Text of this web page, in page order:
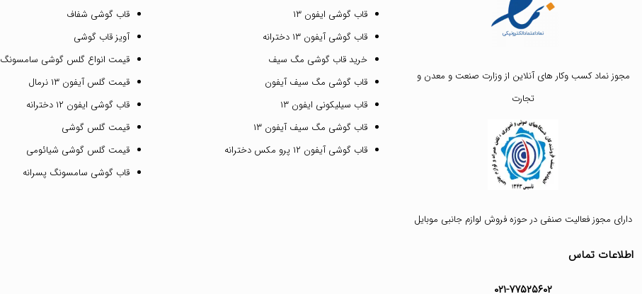
مجوز نماد کسب وکار های آنلاین از وزارت صنعت و معدن و
تجارت
دارای مجوز فعالیت صنفی در حوزه فروش لوازم جانبی موبایل
اطلاعات تماس
۰۲۱-۷۷۵۲۵۶۰۲
قاب گوشی ایفون ۱۳
قاب گوشی آیفون ۱۳ دخترانه
خرید قاب گوشی مگ سیف
قاب گوشی مگ سیف آیفون
قاب سیلیکونی ایفون ۱۳
قاب گوشی مگ سیف آیفون ۱۳
قاب گوشی آیفون ۱۲ پرو مکس دخترانه
قاب گوشی شفاف
آویز قاب گوشی
قیمت انواع گلس گوشی سامسونگ
قیمت گلس آیفون ۱۳ نرمال
قاب گوشی ایفون ۱۲ دخترانه
قیمت گلس گوشی
قیمت گلس گوشی شیائومی
قاب گوشی سامسونگ پسرانه